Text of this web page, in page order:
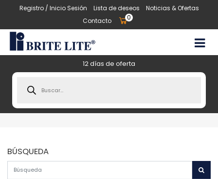
Registro / Inicio Sesión Lista de deseos
Noticias & Ofertas
Contacto
0
12 días de oferta
search
BÚSQUEDA